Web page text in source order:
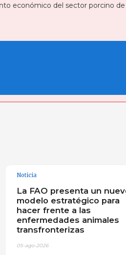
económico del sector porcino de
Noticia
La FAO presenta un
modelo estratégico para
hacer frente a las
enfermedades animales
transfronterizas
05-ago-2026